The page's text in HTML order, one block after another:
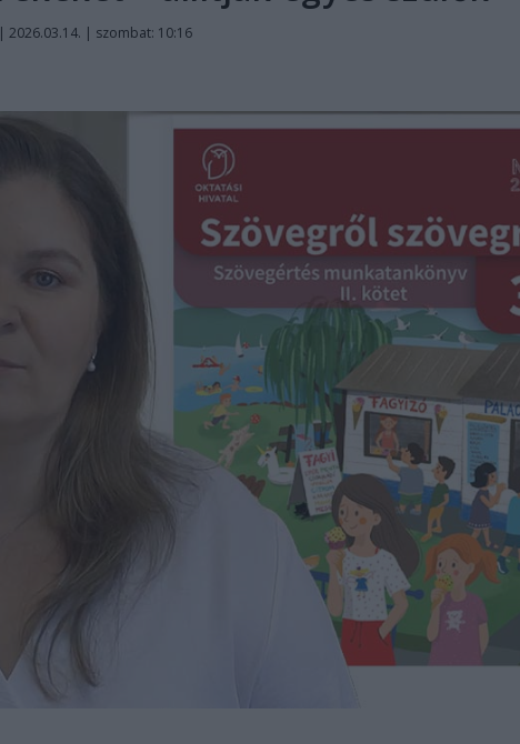
|2026.03.14. | szombat: 10:16